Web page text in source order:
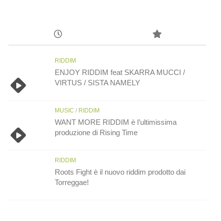
RIDDIM
ENJOY RIDDIM feat SKARRA MUCCI /
VIRTUS / SISTA NAMELY
MUSIC / RIDDIM
WANT MORE RIDDIM è l’ultimissima
produzione di Rising Time
RIDDIM
Roots Fight è il nuovo riddim prodotto dai
Torreggae!